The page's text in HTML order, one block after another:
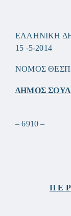
15 -5-2014
ΝΟΜΟΣ
ΔΗΜΟΣ
– 6910 –
Π Ε